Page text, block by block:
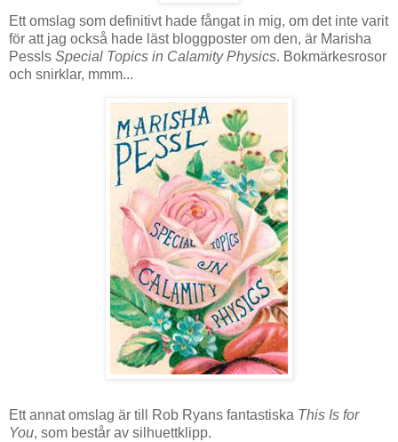
Ett omslag som definitivt hade fångat in mig, om det inte varit
för att jag också hade läst bloggposter om den, är Marisha
Pessls Special Topics in Calamity Physics. Bokmärkesrosor
och snirklar, mmm...
Ett annat omslag är till Rob Ryans fantastiska This Is for
You, som består av silhuettklipp.